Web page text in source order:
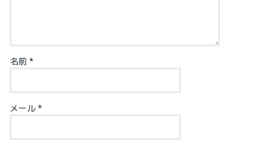
名前*
メール*